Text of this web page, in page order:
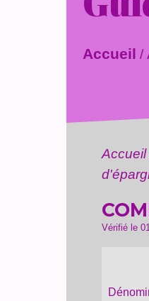
Accueil /
Accueil
Vérifié le